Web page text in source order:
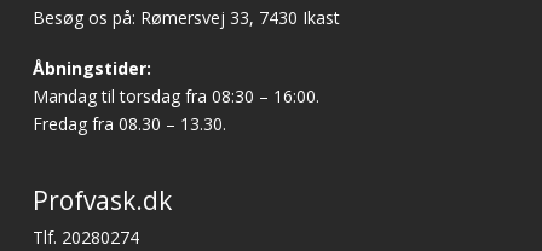
Besøg os på: Rømersvej 33, 7430 Ikast
Åbningstider:
Mandag til torsdag fra 08:30 – 16:00.
Fredag fra 08.30 – 13.30.
Profvask.dk
Tlf. 20280274